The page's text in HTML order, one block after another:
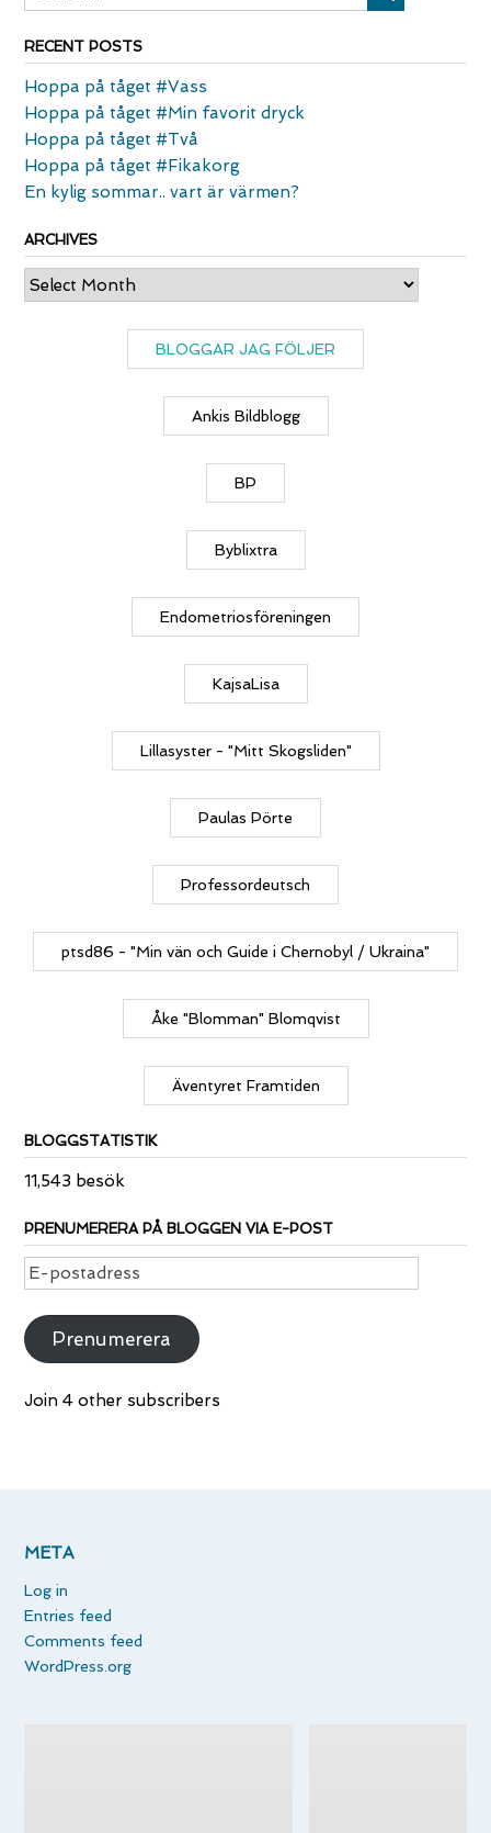
RECENT POSTS
Hoppa på tåget #Vass
Hoppa på tåget #Min favorit dryck
Hoppa på tåget #Två
Hoppa på tåget #Fikakorg
En kylig sommar.. vart är värmen?
ARCHIVES
Archives
BLOGGAR JAG FÖLJER
Ankis Bildblogg
BP
Byblixtra
Endometriosföreningen
KajsaLisa
Lillasyster - "Mitt Skogsliden"
Paulas Pörte
Professordeutsch
ptsd86 - "Min vän och Guide i Chernobyl / Ukraina"
Åke "Blomman" Blomqvist
Äventyret Framtiden
BLOGGSTATISTIK
11,543 besök
PRENUMERERA PÅ BLOGGEN VIA E-POST
E-
postadress
Prenumerera
Join 4 other subscribers
META
Log in
Entries feed
Comments feed
WordPress.org